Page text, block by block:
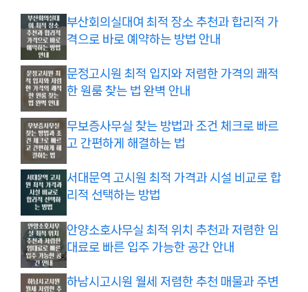
부산회의실대여 최적 장소 추천과 합리적 가
격으로 바로 예약하는 방법 안내
문정고시원 최적 입지와 저렴한 가격의 쾌적
한 원룸 찾는 법 완벽 안내
무보증사무실 찾는 방법과 조건 체크로 빠르
고 간편하게 해결하는 법
서대문역 고시원 최적 가격과 시설 비교로 합
리적 선택하는 방법
안양소호사무실 최적 위치 추천과 저렴한 임
대료로 빠른 입주 가능한 공간 안내
하남시고시원 월세 저렴한 추천 매물과 주변